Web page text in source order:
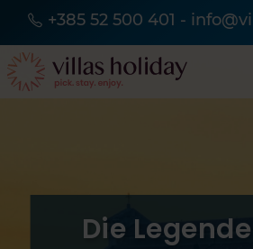
+385 52 500 401 -
Die